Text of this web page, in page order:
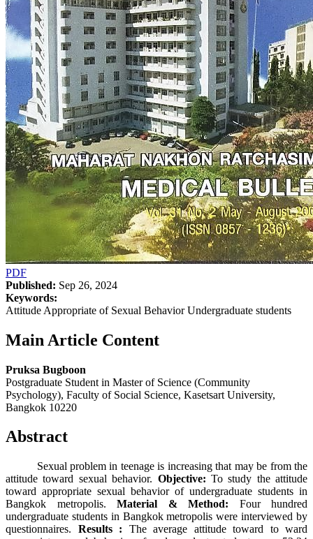
PDF
Published: Sep 26, 2024
Keywords:
Attitude Appropriate of Sexual Behavior Undergraduate students
Main Article Content
Pruksa Bugboon
Postgraduate Student in Master of Science (Community
Psychology), Faculty of Social Science, Kasetsart University,
Bangkok 10220
Abstract
Sexual problem in teenage is increasing that may be from the
attitude toward sexual behavior. Objective: To study the attitude
toward appropriate sexual behavior of undergraduate students in
Bangkok metropolis. Material & Method: Four hundred
undergraduate students in Bangkok metropolis were interviewed by
questionnaires. Results : The average attitude toward to ward